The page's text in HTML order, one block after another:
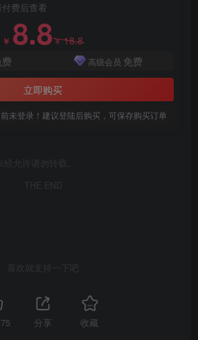
费后查看
￥ 8.8￥18.8
高级会员 免费
立即购买
未登录！建议登陆后购买，可保存购买订单
允许请勿转载。
THE END
喜欢就支持一下吧
75 分享 收藏